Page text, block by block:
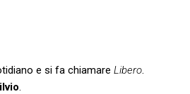
e si fa chiamare Libero.
.